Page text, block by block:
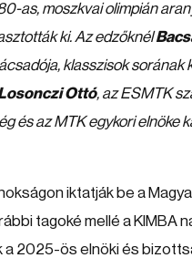
as, moszkvai olimpián
ki. Az edzőknél
klasszisok sorának
Ottó, az ESMTK
és az MTK egykori elnöke
iktatják be a
tagoké mellé a KIMBA
2025-ös elnöki és